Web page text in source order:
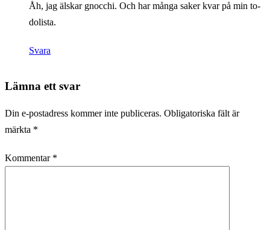
Åh, jag älskar gnocchi. Och har många saker kvar på min to-
dolista.
Svara
Lämna ett svar
Din e-postadress kommer inte publiceras. Obligatoriska fält är
märkta *
Kommentar *